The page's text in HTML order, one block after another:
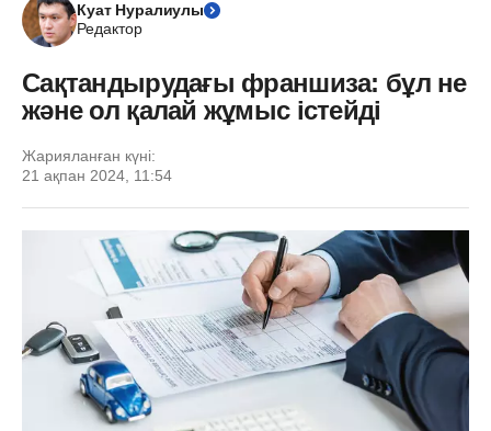
Куат Нуралиулы
Редактор
Сақтандырудағы франшиза: бұл не
және ол қалай жұмыс істейді
Жарияланған күні:
21 ақпан 2024, 11:54